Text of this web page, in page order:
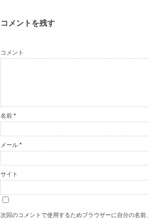
コメントを残す
コメント
名前 *
メール *
サイト
次回のコメントで使用するためブラウザーに自分の名前